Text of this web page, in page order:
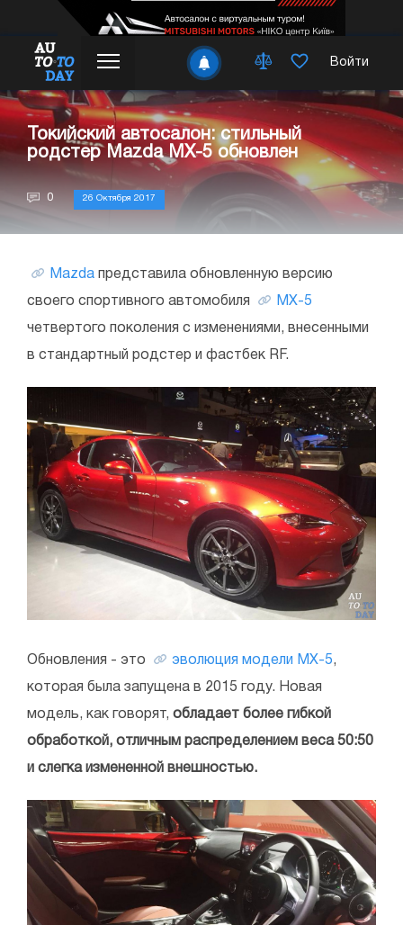
Войти
Токийский автосалон: стильный
родстер Mazda MX-5 обновлен
0 26 Октября 2017
Mazda представила обновленную версию
своего спортивного автомобиля MX-5
четвертого поколения с изменениями, внесенными
в стандартный родстер и фастбек RF.
Обновления - это эволюция модели MX-5,
которая была запущена в 2015 году. Новая
модель, как говорят, обладает более гибкой
обработкой, отличным распределением веса 50:50
и слегка измененной внешностью.